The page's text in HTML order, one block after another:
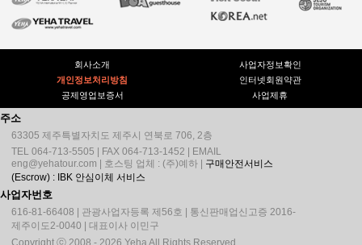
회사소개
사업자정보확인
개인정보처리방침
인터넷회원약관
공제영업보증서
사업제휴
주소
63305 제주특별자치도 제주시 연북로 706, 2층
TEL 064-713-5505 | FAX 064-713-1452 | EMAIL
eng@yehatour.com | 호스팅 업체 : (주)예하 | 구매안전서비스
(Escrow) : IBK 안심이체 서비스
사업자번호
616-81-66408 | 관광사업자등록 제56호 | 통신판매업신고증 2016-
제주이도2-0040 | 대표이사 이민구
Copyright ⓒ 2008 - 2026 Yeha All Rights Reserved.